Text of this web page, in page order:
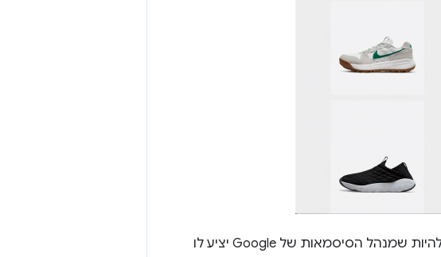
כשמשתמש נכנס לאתר נתמך באמצעות סיסמה שנחשפה, יכול להיות שמנהל הסיסמאות של Google יציע לו